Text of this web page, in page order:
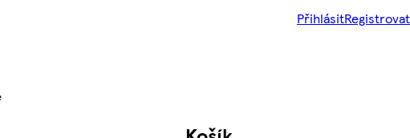
PřihlásitRegistrovat